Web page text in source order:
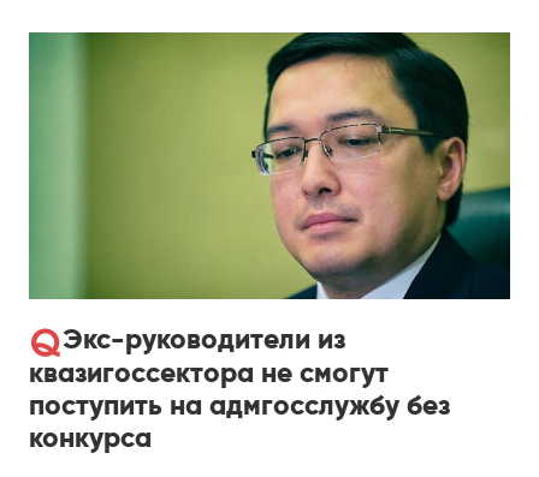
Экс-руководители из
квазигоссектора не смогут
поступить на адмгосслужбу без
конкурса